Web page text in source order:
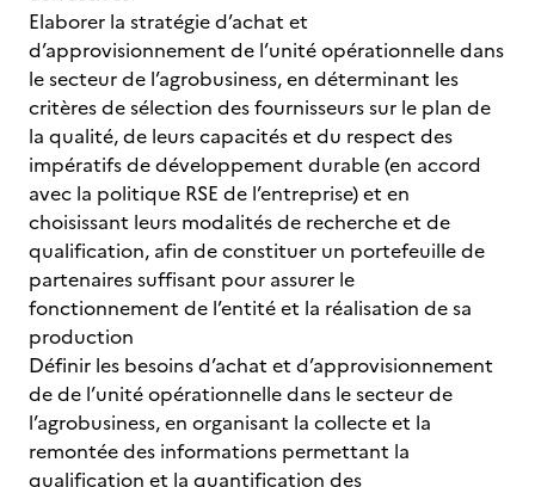
Elaborer la stratégie d’achat et
d’approvisionnement de l’unité opérationnelle dans
le secteur de l’agrobusiness, en déterminant les
critères de sélection des fournisseurs sur le plan de
la qualité, de leurs capacités et du respect des
impératifs de développement durable (en accord
avec la politique RSE de l’entreprise) et en
choisissant leurs modalités de recherche et de
qualification, afin de constituer un portefeuille de
partenaires suffisant pour assurer le
fonctionnement de l’entité et la réalisation de sa
production
Définir les besoins d’achat et d’approvisionnement
de de l’unité opérationnelle dans le secteur de
l’agrobusiness, en organisant la collecte et la
remontée des informations permettant la
qualification et la quantification des